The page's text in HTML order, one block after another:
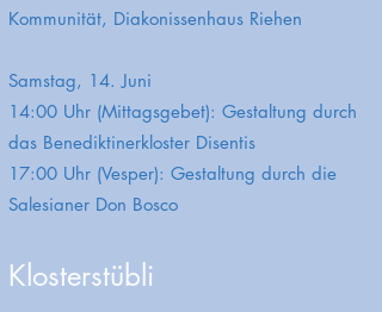
Kommunität, Diakonissenhaus Riehen
Samstag, 14. Juni
14:00 Uhr (Mittagsgebet): Gestaltung durch
das Benediktinerkloster Disentis
17:00 Uhr (Vesper): Gestaltung durch die
Salesianer Don Bosco
Klosterstübli